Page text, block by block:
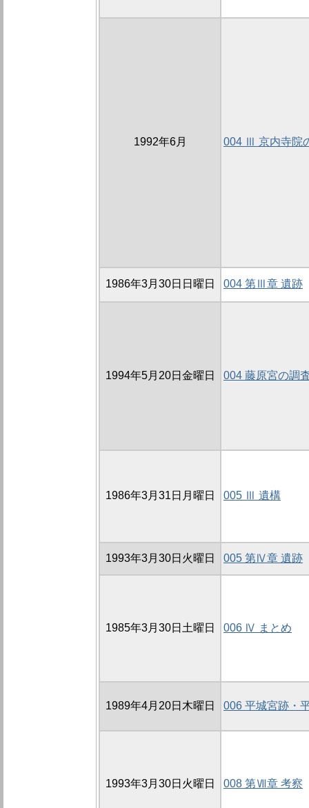
1992年6月 004 Ⅲ 京内寺院
1986年3月30日日曜日 004 第Ⅲ章 遺跡
1994年5月20日金曜日 004 藤原宮の調
1986年3月31日月曜日 005 Ⅲ 遺構
1993年3月30日火曜日 005 第Ⅳ章 遺跡
1985年3月30日土曜日 006 Ⅳ まとめ
1989年4月20日木曜日 006 平城宮跡・
1993年3月30日火曜日 008 第Ⅶ章 考察